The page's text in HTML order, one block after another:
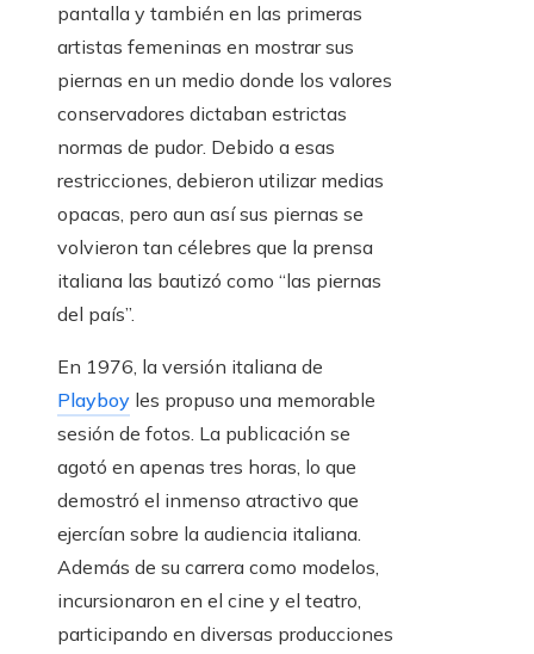
pantalla y también en las primeras
artistas femeninas en mostrar sus
piernas en un medio donde los valores
conservadores dictaban estrictas
normas de pudor. Debido a esas
restricciones, debieron utilizar medias
opacas, pero aun así sus piernas se
volvieron tan célebres que la prensa
italiana las bautizó como “las piernas
del país”.
En 1976, la versión italiana de
Playboy les propuso una memorable
sesión de fotos. La publicación se
agotó en apenas tres horas, lo que
demostró el inmenso atractivo que
ejercían sobre la audiencia italiana.
Además de su carrera como modelos,
incursionaron en el cine y el teatro,
participando en diversas producciones